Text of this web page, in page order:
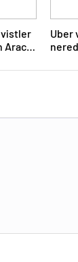
Uber